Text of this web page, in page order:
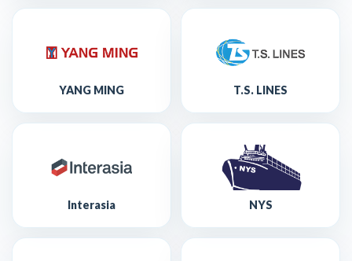
YANG MING T.S. LINES
Interasia NYS